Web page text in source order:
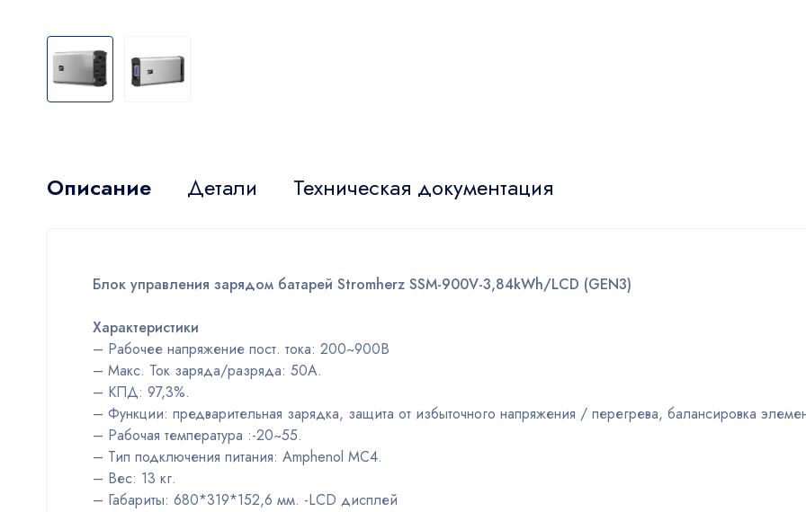
Описание Детали Техническая документация
Блок управления зарядом батарей Stromherz SSM-900V-3,84kWh/LCD (GEN3)
Характеристики
– Рабочее напряжение пост. тока: 200~900B
– Макс. Ток заряда/разряда: 50A.
– КПД: 97,3%.
– Функции: предварительная зарядка, защита от избыточного напряжения / перегрева, балансировка
– Рабочая температура :-20~55.
– Тип подключения питания: Amphenol MC4.
– Вес: 13 кг.
– Габариты: 680*319*152,6 мм. -LCD дисплей